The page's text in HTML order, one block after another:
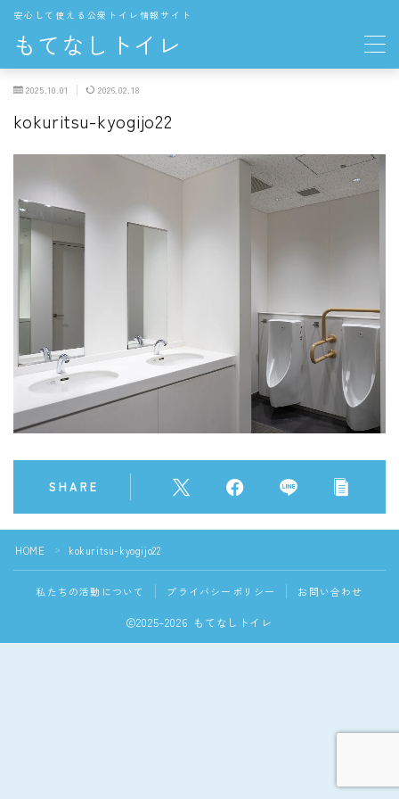
もてなしトイレ
安心して使える公衆トイレ情報サイト
地域の公衆トイレ
関東
東京都の公衆トイレ
中部
愛知県の公衆トイレ
THE TOKYO TOILET
お役立ち情報
トイレの一般知識
2025.10.01 2026.02.18
kokuritsu-kyogijo22
SHARE
HOME ＞ kokuritsu-kyogijo22
私たちの活動について プライバシーポリシー お問い合わせ
2025–2026 もてなしトイレ